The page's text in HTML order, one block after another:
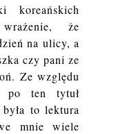
koreańskich
że
na ulicy, a
czy pani ze
Ze względu
po ten tytuł
to lektura
mnie wiele